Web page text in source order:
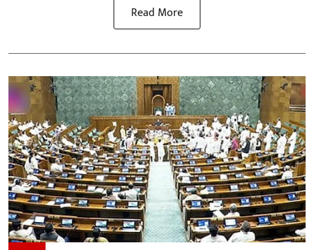
Read More